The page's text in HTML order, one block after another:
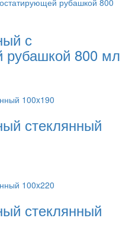
с
рубашкой 800 мл
стеклянный
стеклянный